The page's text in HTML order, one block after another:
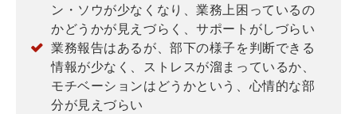
ン・ソウが少なくなり、業務上困っているの
かどうかが見えづらく、サポートがしづらい
業務報告はあるが、部下の様子を判断できる
情報が少なく、ストレスが溜まっているか、
モチベーションはどうかという、心情的な部
分が見えづらい